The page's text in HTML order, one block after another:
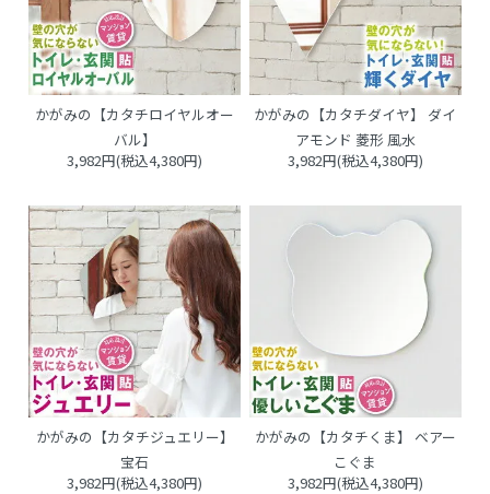
かがみの【カタチロイヤルオー
バル】
3,982円(税込4,380円)
かがみの【カタチダイヤ】 ダイ
アモンド 菱形 風水
3,982円(税込4,380円)
かがみの【カタチジュエリー】
宝石
3,982円(税込4,380円)
かがみの【カタチくま】 ベアー
こぐま
3,982円(税込4,380円)